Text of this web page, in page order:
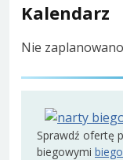
Kalendarz
Nie
Sprawdź ofertę
biegowymi